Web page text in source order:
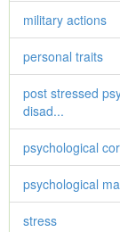
military actions
personal traits
post stressed
disad...
psychological
psychological
stress